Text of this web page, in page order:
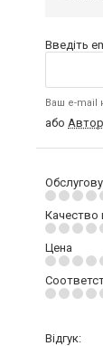
Введіть
Ваш e-mail
або
Качество
Цена
Відгук: